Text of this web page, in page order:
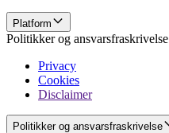
Platform
Politikker og ansvarsfraskrivelse
Privacy
Cookies
Disclaimer
Politikker og ansvarsfraskrivelse